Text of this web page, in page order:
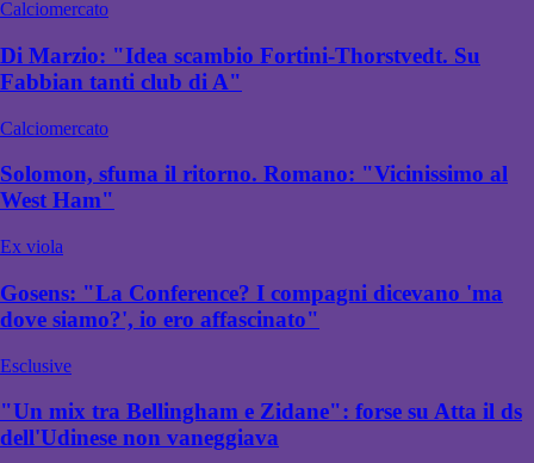
Calciomercato
Di Marzio: "Idea scambio Fortini-Thorstvedt. Su
Fabbian tanti club di A"
Calciomercato
Solomon, sfuma il ritorno. Romano: "Vicinissimo al
West Ham"
Ex viola
Gosens: "La Conference? I compagni dicevano 'ma
dove siamo?', io ero affascinato"
Esclusive
"Un mix tra Bellingham e Zidane": forse su Atta il ds
dell'Udinese non vaneggiava